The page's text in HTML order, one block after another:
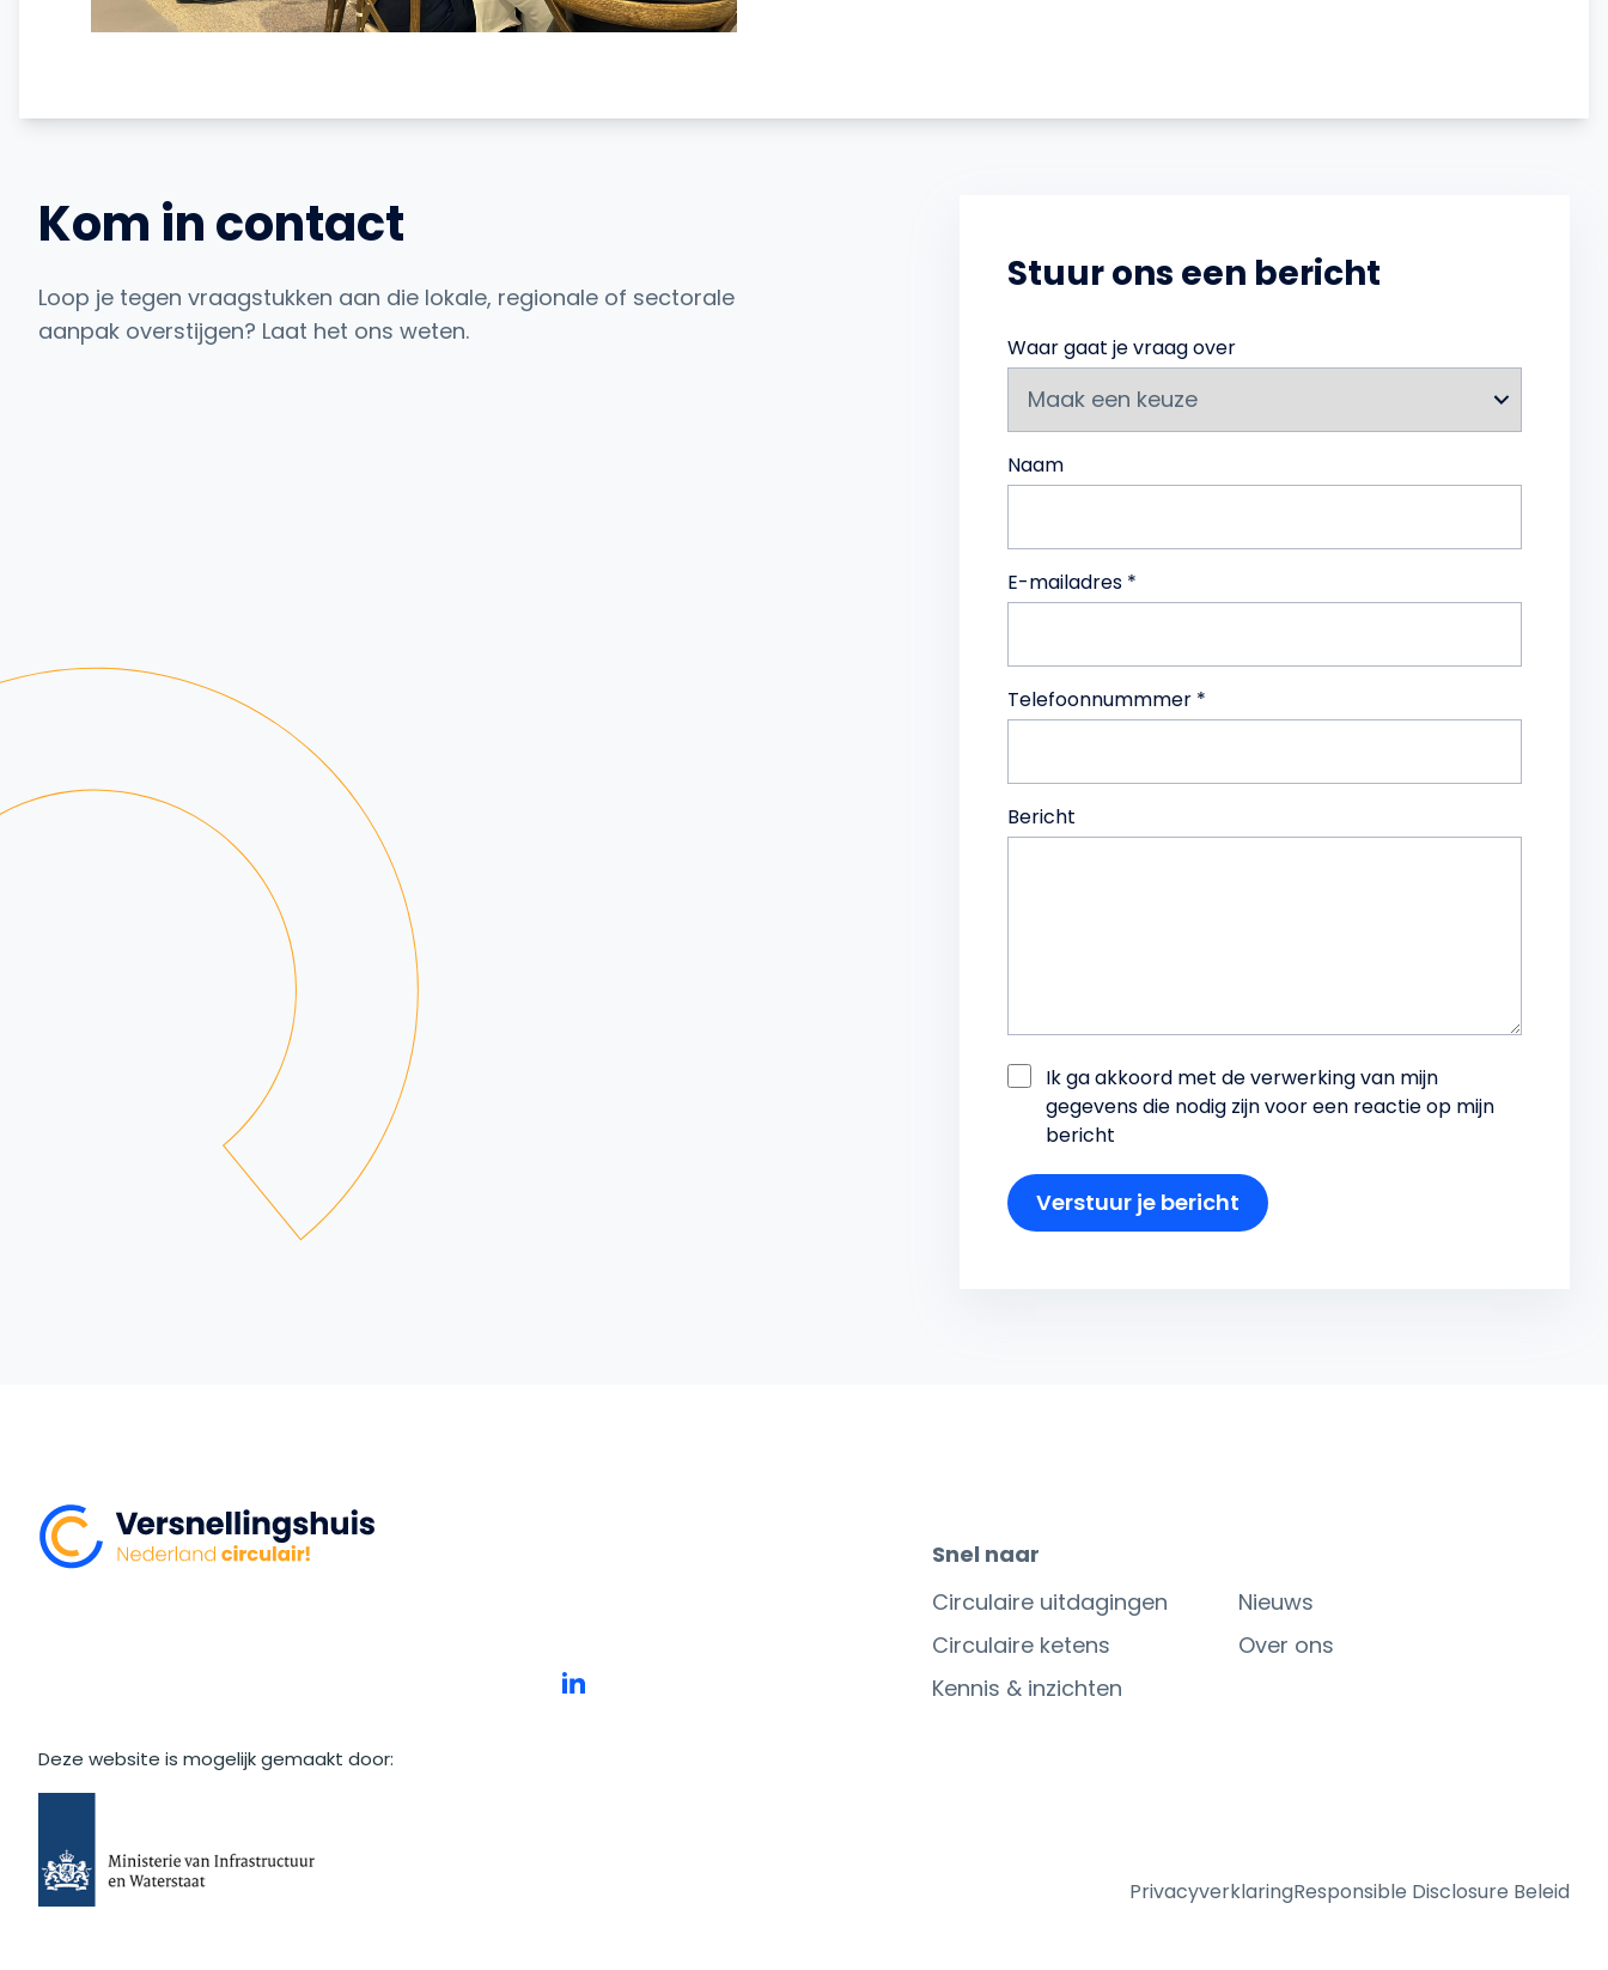
Kom in contact
Loop je tegen vraagstukken aan die lokale, regionale of sectorale
aanpak overstijgen? Laat het ons weten.
Stuur ons een bericht
Waar gaat je vraag over
Naam
E-mailadres *
Telefoonnummmer *
Bericht
Ik ga akkoord met de verwerking van mijn
gegevens die nodig zijn voor een reactie op mijn
bericht
Verstuur je bericht
Snel naar
Circulaire uitdagingen
Circulaire ketens
Kennis & inzichten
Nieuws
Over ons
Deze website is mogelijk gemaakt door:
PrivacyverklaringResponsible Disclosure Beleid